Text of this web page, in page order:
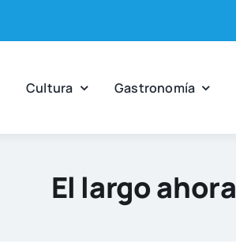
Cul­tu­ra Gas­tro­no­mía
El largo ahora